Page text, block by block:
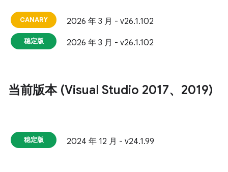
CANARY 2026 年 3 月 - v26.1.102
稳定版 2026 年 3 月 - v26.1.102
当前版本 (Visual Studio 2017、2019)
稳定版 2024 年 12 月 - v24.1.99